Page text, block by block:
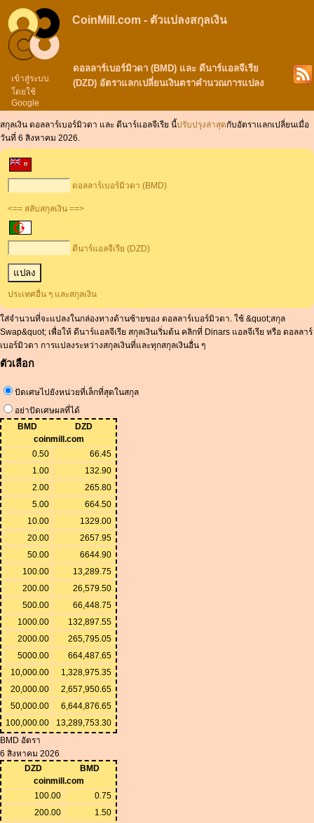
เข้าสู่ระบบ
โดยใช้
Google
CoinMill.com - ตัวแปลงสกุลเงิน
ดอลลาร์เบอร์มิวดา (BMD) และ ดีนาร์แอลจีเรีย
(DZD) อัตราแลกเปลี่ยนเงินตราคำนวณการแปลง
สกุลเงิน ดอลลาร์เบอร์มิวดา และ ดีนาร์แอลจีเรีย นี้ปรับปรุงล่าสุดกับอัตราแลกเปลี่ยนเมื่อ
วันที่ 6 สิงหาคม 2026.
ดอลลาร์เบอร์มิวดา (BMD)
<== สลับสกุลเงิน ==>
ดีนาร์แอลจีเรีย (DZD)
ประเทศอื่น ๆ และสกุลเงิน
ใส่จำนวนที่จะแปลงในกล่องทางด้านซ้ายของ ดอลลาร์เบอร์มิวดา. ใช้ &quot;สกุล
Swap&quot; เพื่อให้ ดีนาร์แอลจีเรีย สกุลเงินเริ่มต้น คลิกที่ Dinars แอลจีเรีย หรือ ดอลลาร์
เบอร์มิวดา การแปลงระหว่างสกุลเงินที่และทุกสกุลเงินอื่น ๆ
ตัวเลือก
ปัดเศษไปยังหน่วยที่เล็กที่สุดในสกุล
อย่าปัดเศษผลที่ได้
BMD
DZD
coinmill.com
0.50
66.45
1.00
132.90
2.00
265.80
5.00
664.50
10.00
1329.00
20.00
2657.95
50.00
6644.90
100.00
13,289.75
200.00
26,579.50
500.00
66,448.75
1000.00
132,897.55
2000.00
265,795.05
5000.00
664,487.65
10,000.00
1,328,975.35
20,000.00
2,657,950.65
50,000.00
6,644,876.65
100,000.00
13,289,753.30
BMD อัตรา
6 สิงหาคม 2026
DZD
BMD
coinmill.com
100.00
0.75
200.00
1.50